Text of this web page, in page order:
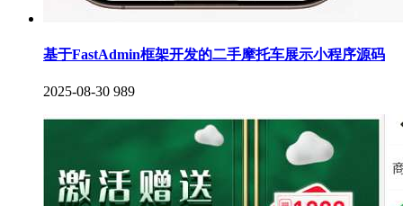
基于FastAdmin框架开发的二手摩托车展示小程序源码
2025-08-30 989